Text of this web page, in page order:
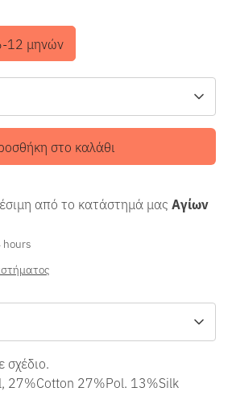
12 μηνών
στο καλάθι
από το κατάστημά μας Αγίων
hours
σχέδιο.
27%Cotton 27%Pol. 13%Silk